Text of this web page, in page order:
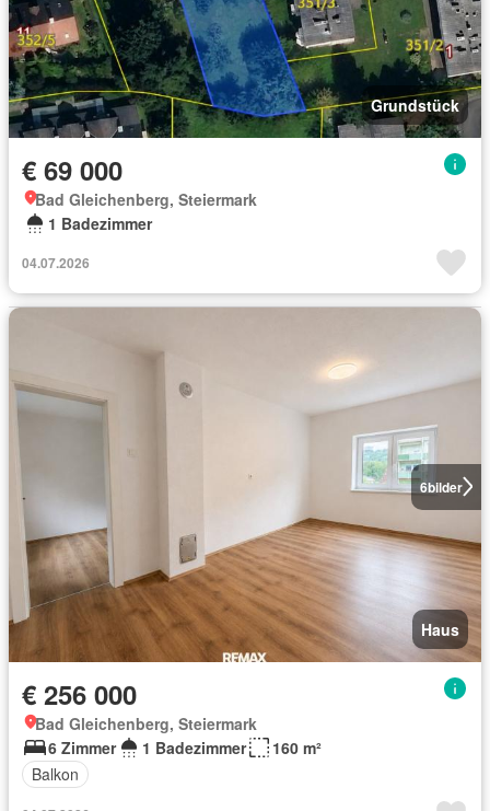
Grundstück
€ 69 000
Bad Gleichenberg, Steiermark
1 Badezimmer
04.07.2026
6bilder
Haus
€ 256 000
Bad Gleichenberg, Steiermark
6 Zimmer
1 Badezimmer
160 m²
Balkon